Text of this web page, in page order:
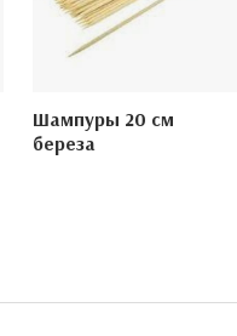
Шампуры 20 см
береза